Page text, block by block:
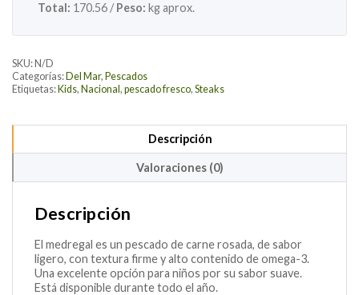
Total: 170.56/Peso: kg aprox.
SKU: N/D
Categorías: Del Mar, Pescados
Etiquetas: Kids, Nacional , pescado fresco, Steaks
Descripción
Valoraciones (0)
Descripción
El medregal es un pescado de carne rosada, de sabor
ligero, con textura firme y alto contenido de omega-3.
Una excelente opción para niños por su sabor suave.
Está disponible durante todo el año.